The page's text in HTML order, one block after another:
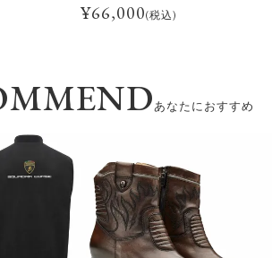
¥66,000(税込)
あなたにおすすめ